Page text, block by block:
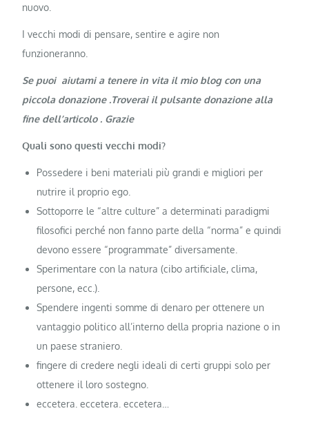
nuovo.
I vecchi modi di pensare, sentire e agire non
funzioneranno.
Se puoi aiutami a tenere in vita il mio blog con una
piccola donazione .Troverai il pulsante donazione alla
fine dell’articolo . Grazie
Quali sono questi vecchi modi?
Possedere i beni materiali più grandi e migliori per
nutrire il proprio ego.
Sottoporre le “altre culture” a determinati paradigmi
filosofici perché non fanno parte della “norma” e quindi
devono essere “programmate” diversamente.
Sperimentare con la natura (cibo artificiale, clima,
persone, ecc.).
Spendere ingenti somme di denaro per ottenere un
vantaggio politico all’interno della propria nazione o in
un paese straniero.
fingere di credere negli ideali di certi gruppi solo per
ottenere il loro sostegno.
eccetera. eccetera. eccetera…